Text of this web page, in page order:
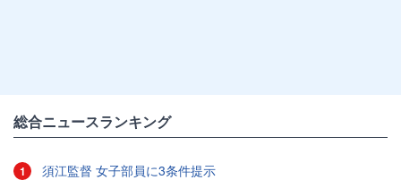
総合ニュースランキング
1 須江監督 女子部員に3条件提示